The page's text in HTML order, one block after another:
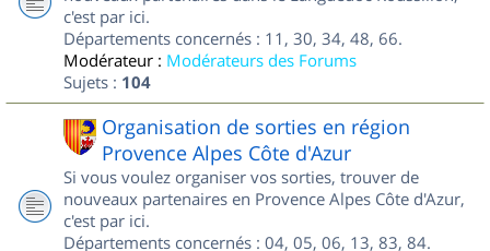
c'est par ici.
Départements concernés : 11, 30, 34, 48, 66.
Modérateur : Modérateurs des Forums
Sujets : 104
Organisation de sorties en région
Provence Alpes Côte d'Azur
Si vous voulez organiser vos sorties, trouver de
nouveaux partenaires en Provence Alpes Côte d'Azur,
c'est par ici.
Départements concernés : 04, 05, 06, 13, 83, 84.